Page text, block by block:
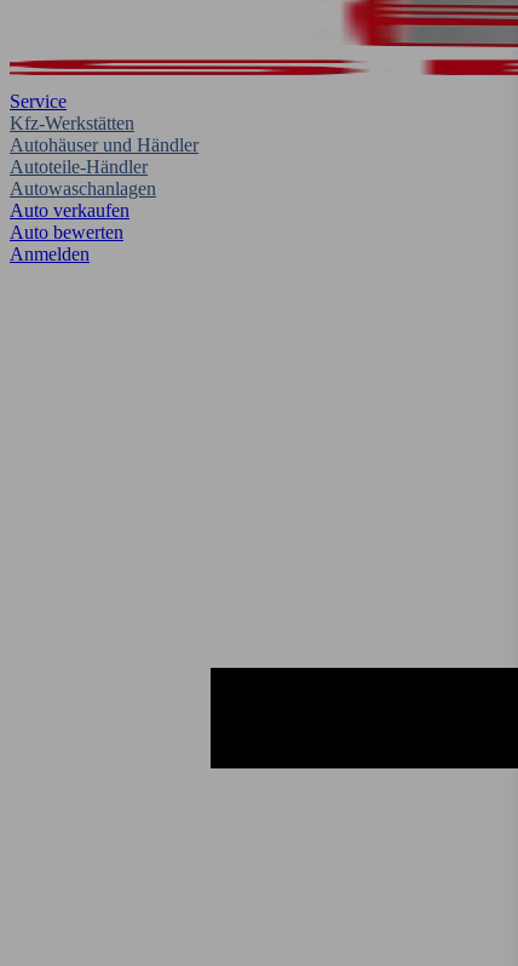
Service
Kfz-Werkstätten
Autohäuser und Händler
Autoteile-Händler
Autowaschanlagen
Auto verkaufen
Auto bewerten
Anmelden